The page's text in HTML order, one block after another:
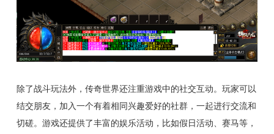
除了战斗玩法外，传奇世界还注重游戏中的社交互动。玩家可以
结交朋友，加入一个有着相同兴趣爱好的社群，一起进行交流和
切磋。游戏还提供了丰富的娱乐活动，比如假日活动、赛马等，